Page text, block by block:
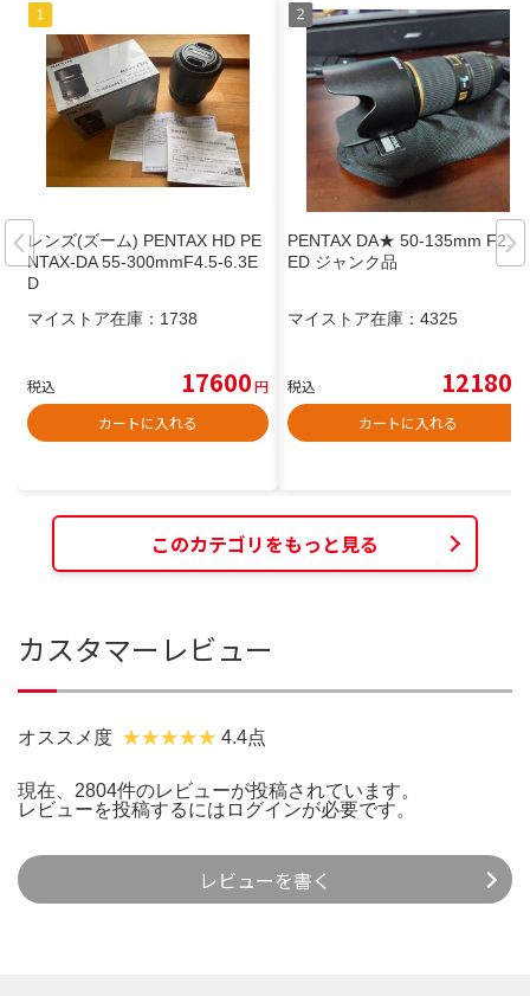
レンズ(ズーム) PENTAX HD PE
NTAX-DA 55-300mmF4.5-6.3E
D
マイストア在庫： 1738
税込 17600円
カートに入れる
PENTAX DA★ 50-135mm F2.8
ED ジャンク品
マイストア在庫： 4325
税込 12180
カートに入れる
このカテゴリをもっと見る
カスタマーレビュー
オススメ度 4.4点
現在、2804件のレビューが投稿されています。
レビューを投稿するには ログインが必要です。
レビューを書く